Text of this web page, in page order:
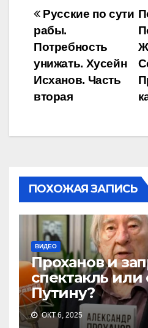
Навигация
по
записям
Русские по сути
рабы.
Потребность
унижать. Хусейн
Исханов. Часть
вторая
ПОХОЖАЯ ЗАПИСЬ
ВИДЕО
Проханов и
спектакль или
Путину?
ОКТ 6, 2025